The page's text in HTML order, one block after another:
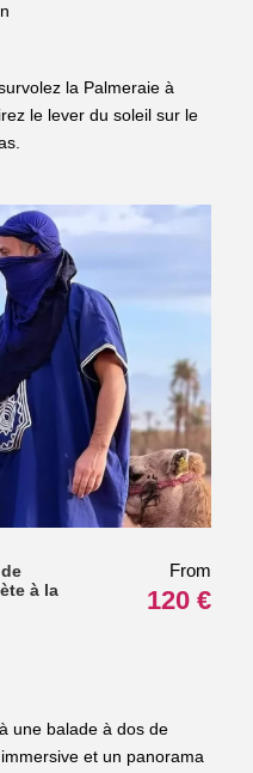
la Palmeraie à
le lever du soleil sur le
à la
From
120 €
une balade à dos de
et un panorama